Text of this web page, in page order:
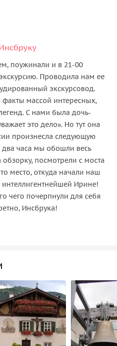
поужинали и в 21-00
Проводила нам ее
экскурсовод.
массой интересных,
С нами была дочь-
это дело». Но тут она
произнесла следующую
часа мы обошли весь
посмотрели с моста
место, откуда начали наш
Ирине!
чего почерпнули для себя
Инсбрука!